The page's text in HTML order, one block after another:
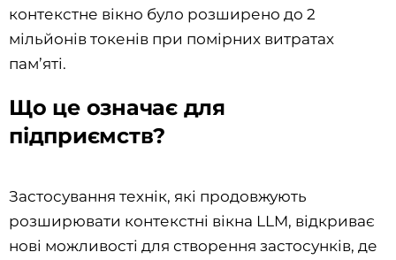
контекстне вікно було розширено до 2
мільйонів токенів при помірних витратах
пам’яті.
Що це означає для
підприємств?
Застосування технік, які продовжують
розширювати контекстні вікна LLM, відкриває
нові можливості для створення застосунків, де